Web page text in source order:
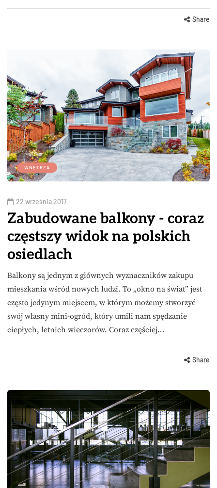
Share
WNĘTRZA
22 września 2017
Zabudowane balkony - coraz
częstszy widok na polskich
osiedlach
Balkony są jednym z głównych wyznaczników zakupu
mieszkania wśród nowych ludzi. To „okno na świat” jest
często jedynym miejscem, w którym możemy stworzyć
swój własny mini-ogród, który umili nam spędzanie
ciepłych, letnich wieczorów. Coraz częściej…
Share